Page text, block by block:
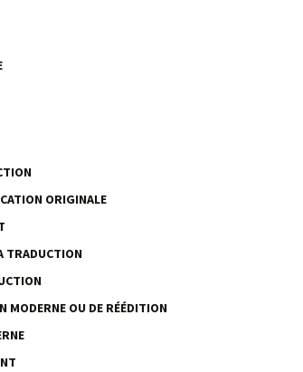
ORIGINALE
TRADUCTION
MODERNE OU DE RÉÉDITION